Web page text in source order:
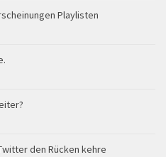
Playlisten
den Rücken kehre